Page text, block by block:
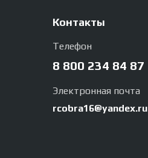
Контакты
Телефон
8 800 234 84 87
Электронная почта
rcobra16@yandex.ru